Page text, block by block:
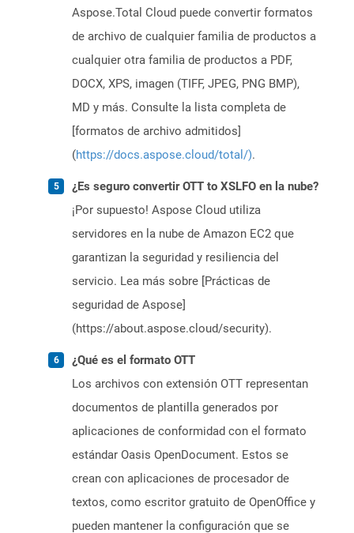
Aspose.Total Cloud puede convertir formatos
de archivo de cualquier familia de productos a
cualquier otra familia de productos a PDF,
DOCX, XPS, imagen (TIFF, JPEG, PNG BMP),
MD y más. Consulte la lista completa de
[formatos de archivo admitidos]
(https://docs.aspose.cloud/total/).
¿Es seguro convertir OTT to XSLFO en la nube?
¡Por supuesto! Aspose Cloud utiliza
servidores en la nube de Amazon EC2 que
garantizan la seguridad y resiliencia del
servicio. Lea más sobre [Prácticas de
seguridad de Aspose]
(https://about.aspose.cloud/security).
¿Qué es el formato OTT
Los archivos con extensión OTT representan
documentos de plantilla generados por
aplicaciones de conformidad con el formato
estándar Oasis OpenDocument. Estos se
crean con aplicaciones de procesador de
textos, como escritor gratuito de OpenOffice y
pueden mantener la configuración que se